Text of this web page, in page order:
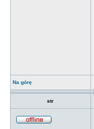
Na górę
str